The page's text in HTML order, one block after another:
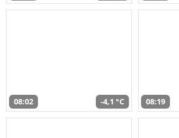
08:02 -4,1 °C 08:19